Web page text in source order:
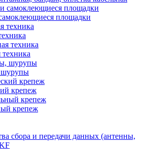
площадки
шурупы
крепеж
крепеж